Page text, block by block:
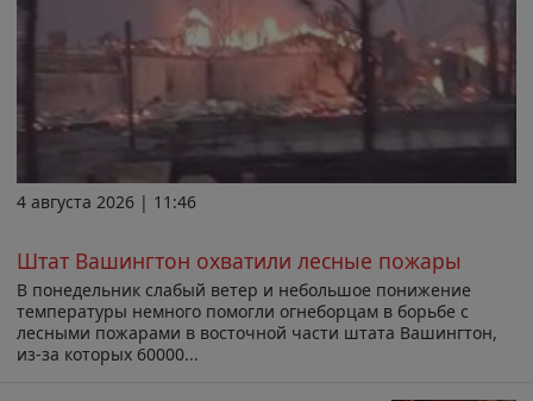
4 августа 2026 | 11:46
Штат Вашингтон охватили лесные пожары
В понедельник слабый ветер и небольшое понижение
температуры немного помогли огнеборцам в борьбе с
лесными пожарами в восточной части штата Вашингтон,
из-за которых 60000...